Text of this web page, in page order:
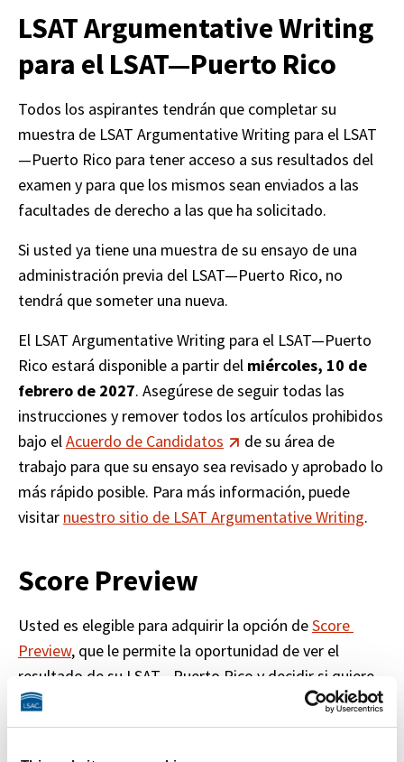
LSAT Argumentative Writing
para el LSAT—Puerto Rico
Todos los aspirantes tendrán que completar su
muestra de LSAT Argumentative Writing para el LSAT
—Puerto Rico para tener acceso a sus resultados del
examen y para que los mismos sean enviados a las
facultades de derecho a las que ha solicitado.
Si usted ya tiene una muestra de su ensayo de una
administración previa del LSAT—Puerto Rico, no
tendrá que someter una nueva.
El LSAT Argumentative Writing para el LSAT—Puerto
Rico estará disponible a partir del miércoles, 10 de
febrero de 2027. Asegúrese de seguir todas las
instrucciones y remover todos los artículos prohibidos
bajo el Acuerdo de Candidatos
de su área de
trabajo para que su ensayo sea revisado y aprobado lo
más rápido posible. Para más información, puede
visitar nuestro sitio de LSAT Argumentative Writing.
Score Preview
Usted es elegible para adquirir la opción de Score
Preview, que le permite la oportunidad de ver el
resultado de su LSAT—Puerto Rico y decidir si quiere
quedarse con el mismo o cancelarlo. Con la opción de
Score Preview, usted tendrá hasta seis días calendario